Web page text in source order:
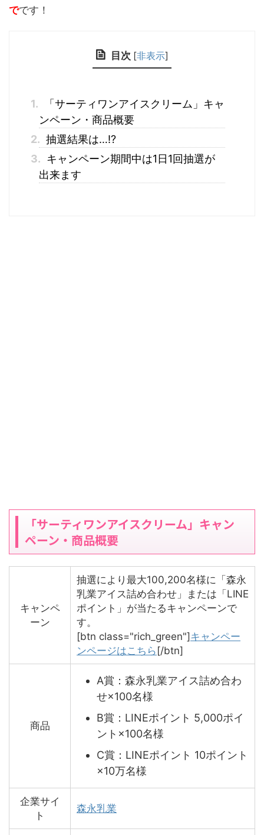
でです！
目次 [非表示]
1.
「サーティワンアイスクリーム」キャ
ンペーン・商品概要
2. 抽選結果は…!?
3. キャンペーン期間中は1日1回抽選が
出来ます
「サーティワンアイスクリーム」キャン
ペーン・商品概要
キャンペ
ーン
抽選により最大100,200名様に「森永
乳業アイス詰め合わせ」または「LINE
ポイント」が当たるキャンペーンで
す。
[btn class="rich_green"]キャンペー
ンページはこちら [/btn]
商品
A賞：森永乳業アイス詰め合わ
せ×100名様
B賞：LINEポイント 5,000ポイ
ント×100名様
C賞：LINEポイント 10ポイント
×10万名様
企業サイ
ト
森永乳業